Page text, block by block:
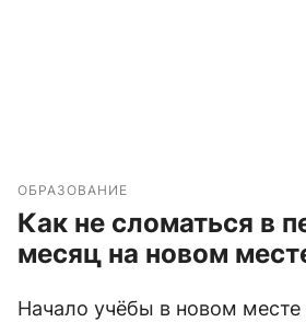
ОБРАЗОВАНИЕ
Как не сломаться в
месяц на новом
Начало учёбы в новом